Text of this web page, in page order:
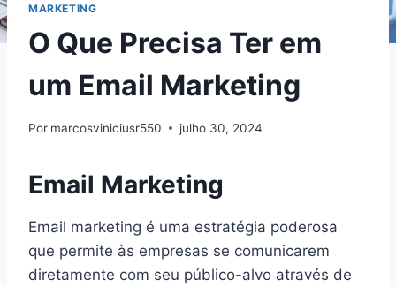
MARKETING
O Que Precisa Ter em
um Email Marketing
Por marcosviniciusr550 julho 30, 2024
Email Marketing
Email marketing é uma estratégia poderosa
que permite às empresas se comunicarem
diretamente com seu público-alvo através de